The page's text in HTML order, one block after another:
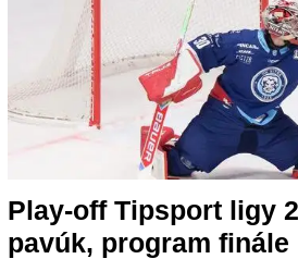
Play-off Tipsport ligy
pavúk, program finále